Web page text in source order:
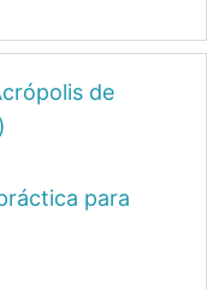
de
para